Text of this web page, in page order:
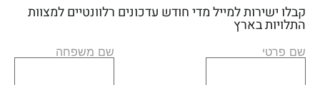
קבלו ישירות למייל מדי חודש עדכונים רלוונטיים למצוות
התלויות בארץ
שם פרטי שם משפחה